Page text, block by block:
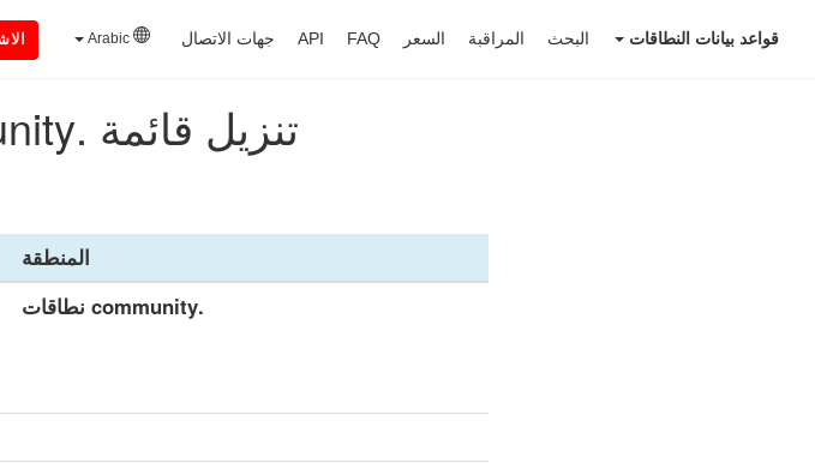
قواعد بيانات النطاقات البحث المراقبة السعر FAQ
API جهات الاتصال
تنزيل قائمة .community نطاقات
المنطقة
.community نطاقات